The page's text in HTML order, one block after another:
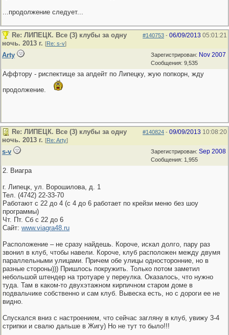
...продолжение следует...
#140753 - 06/09/2013 05:01:21
Re: ЛИПЕЦК. Все (3) клубы за одну
ночь. 2013 г. [Re: s-v]
Зарегистрирован: Nov 2007
Сообщения: 9,535
Arty
Аффтору - риспектище за апдейт по Липецку, жую попкорн, жду
продолжение.
#140824 - 09/09/2013 10:08:20
Re: ЛИПЕЦК. Все (3) клубы за одну
ночь. 2013 г. [Re: Arty]
Зарегистрирован: Sep 2008
Сообщения: 1,955
s-v
2. Виагра
г. Липецк, ул. Ворошилова, д. 1
Тел. (4742) 22-33-70
Работают с 22 до 4 (с 4 до 6 работает по крейзи меню без шоу
программы)
Чт. Пт. Сб с 22 до 6
Сайт: www.viagra48.ru
Расположение – не сразу найдешь. Короче, искал долго, пару раз
звонил в клуб, чтобы навели. Короче, клуб расположен между двумя
параллельными улицами. Причем обе улицы односторонние, но в
разные стороны))) Пришлось покружить. Только потом заметил
небольшой штендер на тротуаре у переулка. Оказалось, что нужно
туда. Там в каком-то двухэтажном кирпичном старом доме в
подвальчике собственно и сам клуб. Вывеска есть, но с дороги ее не
видно.
Спускался вниз с настроением, что сейчас загляну в клуб, увижу 3-4
стрипки и свалю дальше в Жигу) Но не тут то было!!!